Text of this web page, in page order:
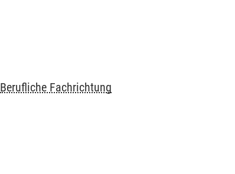
Berufliche Fachrichtung